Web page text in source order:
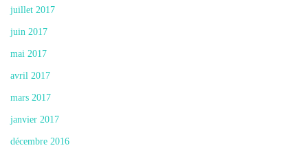
juillet 2017
juin 2017
mai 2017
avril 2017
mars 2017
janvier 2017
décembre 2016